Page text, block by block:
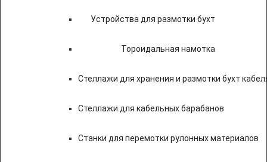
Устройства для размотки бухт
Тороидальная намотка
Стеллажи для хранения и размотки бухт
Стеллажи для кабельных барабанов
Станки для перемотки рулонных материалов